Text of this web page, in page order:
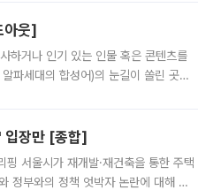
아웃]
하거나 인기 있는 인물 혹은 콘텐츠를
파세대의 합성어)의 눈길이 쏠린 곳은
입장만 [종합]
서울시가 재개발·재건축을 통한 주택
정부와의 정책 엇박자 논란에 대해 정